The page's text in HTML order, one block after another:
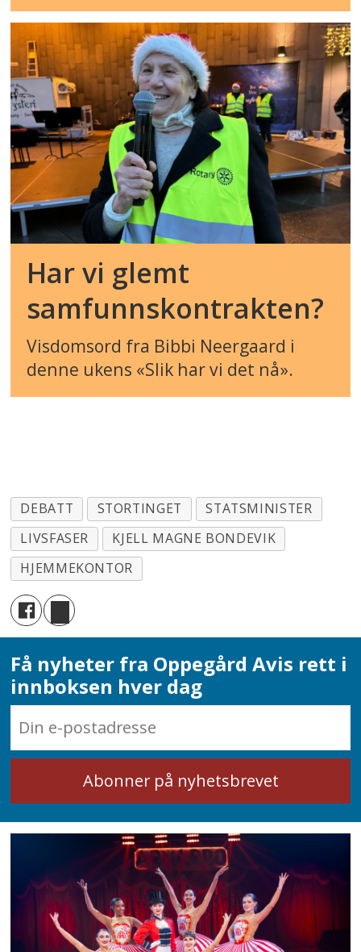
Har vi glemt
samfunnskontrakten?
Visdomsord fra Bibbi Neergaard i
denne ukens «Slik har vi det nå».
DEBATT STORTINGET
STATSMINISTER
LIVSFASER
KJELL MAGNE BONDEVIK
HJEMMEKONTOR
Få nyheter fra Oppegård Avis rett i
innboksen hver dag